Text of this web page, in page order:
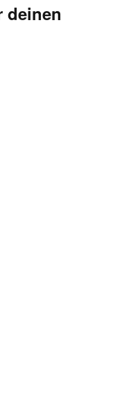
deinen